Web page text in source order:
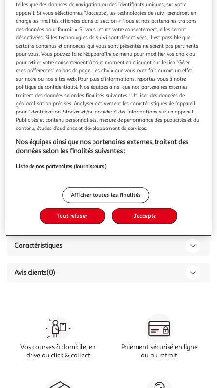
LUXÉOL
Shampooing pousse
Luxéol, marque désormais incontournable en capillaire,
continue sa croissance et sa conquête de parts de marché
en pharmacies et parapharmacies. Luxéol, marque experte
sur le segment capillaire, composée de compléments
alimentaires et cosmétiques. Augmenter la densité de vos
cheveux avec +6561 chev
En savoir +
Vous voulez connaître le prix de ce produit ?
Afficher le prix
Description
Caractéristiques
Avis clients(0)
Vos courses à domicile, en
drive ou click & collect
Paiement sécurisé en ligne
ou au retrait
telles que des données de navigation ou des identifiants uniques, sur votre
appareil. Si vous sélectionnez "J'accepte", les technologies de suivi prendront en
charge les finalités affichées dans la section « Nous et nos partenaires traitons
des données pour fournir ». Si vous retirez votre consentement, elles seront
désactivées. Si les technologies de suivi sont désactivées, il est possible que
certains contenus et annonces qui vous sont présentés ne soient pas pertinents
pour vous. Vous pouvez faire réapparaître ce menu pour modifier vos choix ou
pour retirer votre consentement à tout moment en cliquant sur le lien "Gérer
mes préférences" en bas de page. Les choix que vous avez fait auront un effet
sur notre ou nos sites web. Pour plus d’informations, reportez-vous à notre
politique de confidentialité. Nos équipes ainsi que nos partenaires externes
traitent des données selon les finalités suivantes : Utiliser des données de
géolocalisation précises. Analyser activement les caractéristiques de l’appareil
pour l’identification. Stocker et/ou accéder à des informations sur un appareil.
Publicités et contenu personnalisés, mesure de performance des publicités et du
contenu, études d’audience et développement de services.
Nos équipes ainsi que nos partenaires externes, traitent des
données selon les finalités suivantes :
Liste de nos partenaires (fournisseurs)
Afficher toutes les finalités
Tout refuser J'accepte